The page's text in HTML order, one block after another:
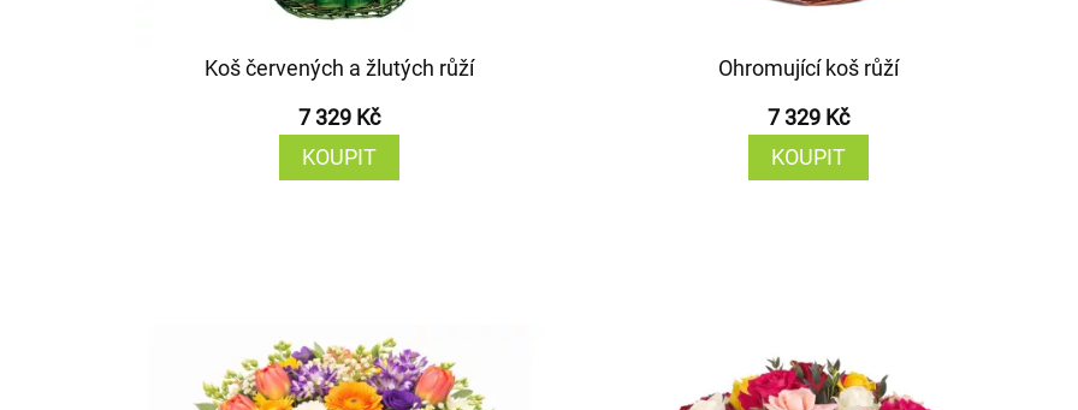
Koš červených a žlutých růží
7 329 Kč
KOUPIT
Ohromující koš růží
7 329 Kč
KOUPIT